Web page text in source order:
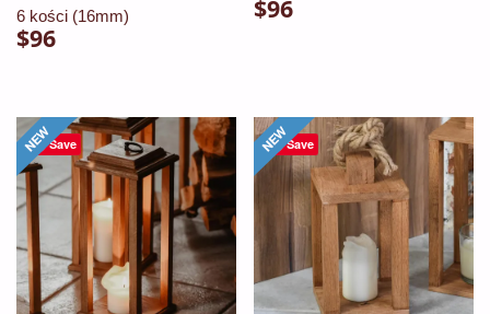
6 kości (16mm)
$96
$96
Save Save